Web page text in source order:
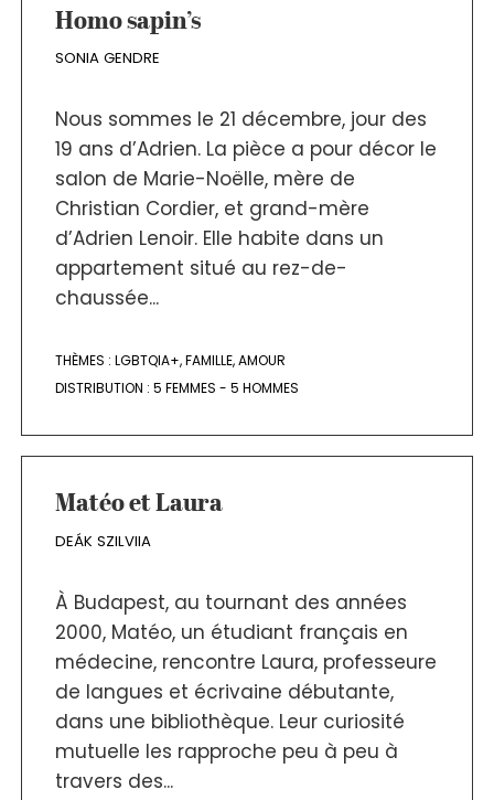
Homo sapin’s
SONIA GENDRE
Nous sommes le 21 décembre, jour des
19 ans d’Adrien. La pièce a pour décor le
salon de Marie-Noëlle, mère de
Christian Cordier, et grand-mère
d’Adrien Lenoir. Elle habite dans un
appartement situé au rez-de-
chaussée...
THÈMES : LGBTQIA+,FAMILLE,AMOUR
DISTRIBUTION : 5 FEMMES - 5 HOMMES
Matéo et Laura
DEÁK SZILVIIA
À Budapest, au tournant des années
2000, Matéo, un étudiant français en
médecine, rencontre Laura, professeure
de langues et écrivaine débutante,
dans une bibliothèque. Leur curiosité
mutuelle les rapproche peu à peu à
travers des...